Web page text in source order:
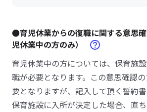
●育児休業からの復職に関する意思
児休業中の方のみ）
育児休業中の方については、保育施
職が必要となります。この意思確認
要となりますが、記入して頂く誓約
保育施設に入所が決定した場合、直